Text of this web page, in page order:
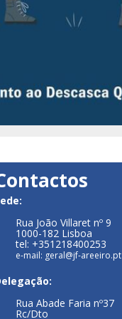
Rua João Villaret nº 9
1000-182 Lisboa
tel: +351218400253
e-mail: geral@jf-areeiro.pt
Rua Abade Faria nº37
Rc/Dto